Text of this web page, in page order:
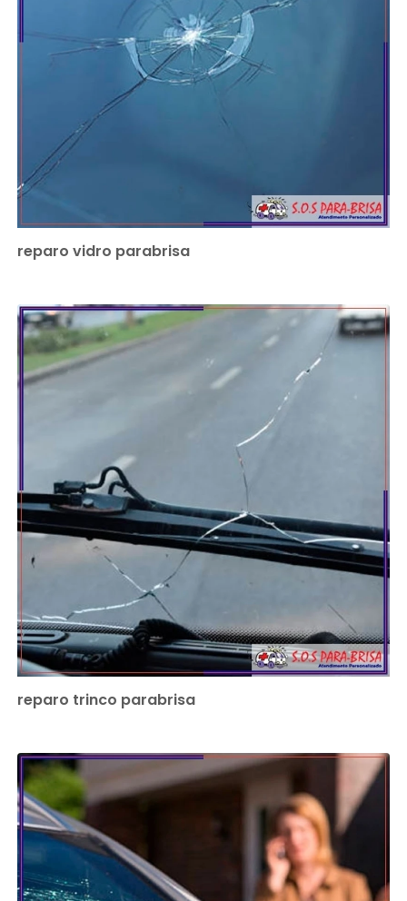
reparo vidro parabrisa
reparo trinco parabrisa